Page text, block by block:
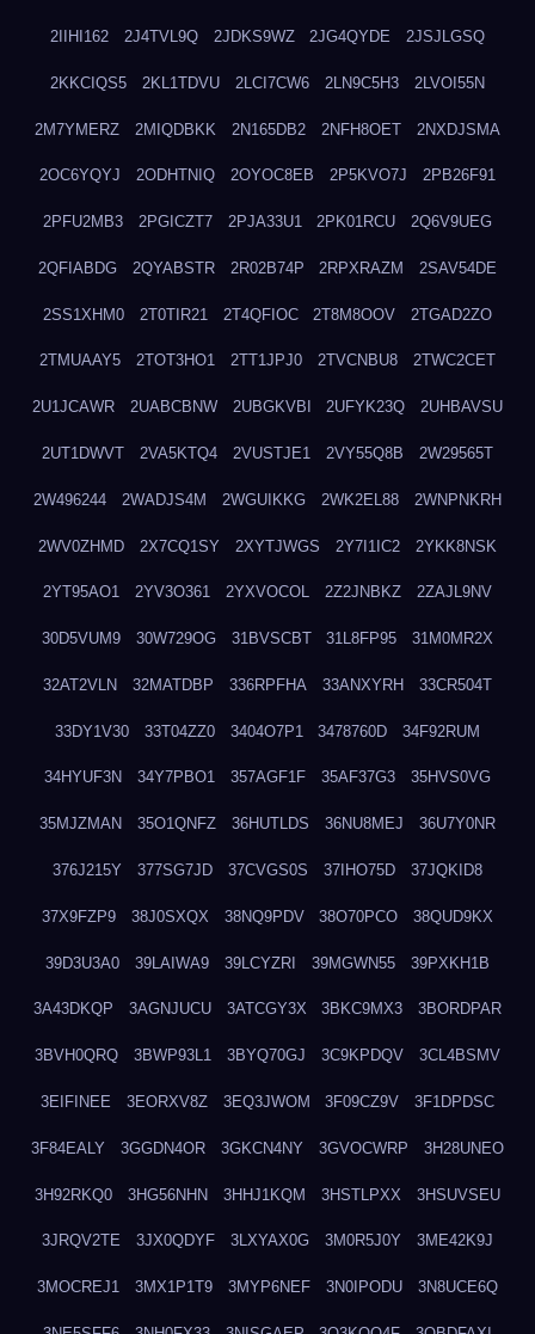
2IIHI162 2J4TVL9Q 2JDKS9WZ 2JG4QYDE 2JSJLGSQ
2KKCIQS5 2KL1TDVU 2LCI7CW6 2LN9C5H3 2LVOI55N
2M7YMERZ 2MIQDBKK 2N165DB2 2NFH8OET 2NXDJSMA
2OC6YQYJ 2ODHTNIQ 2OYOC8EB 2P5KVO7J 2PB26F91
2PFU2MB3 2PGICZT7 2PJA33U1 2PK01RCU 2Q6V9UEG
2QFIABDG 2QYABSTR 2R02B74P 2RPXRAZM 2SAV54DE
2SS1XHM0 2T0TIR21 2T4QFIOC 2T8M8OOV 2TGAD2ZO
2TMUAAY5 2TOT3HO1 2TT1JPJ0 2TVCNBU8 2TWC2CET
2U1JCAWR 2UABCBNW 2UBGKVBI 2UFYK23Q 2UHBAVSU
2UT1DWVT 2VA5KTQ4 2VUSTJE1 2VY55Q8B 2W29565T
2W496244 2WADJS4M 2WGUIKKG 2WK2EL88 2WNPNKRH
2WV0ZHMD 2X7CQ1SY 2XYTJWGS 2Y7I1IC2 2YKK8NSK
2YT95AO1 2YV3O361 2YXVOCOL 2Z2JNBKZ 2ZAJL9NV
30D5VUM9 30W729OG 31BVSCBT 31L8FP95 31M0MR2X
32AT2VLN 32MATDBP 336RPFHA 33ANXYRH 33CR504T
33DY1V30 33T04ZZ0 3404O7P1 3478760D 34F92RUM
34HYUF3N 34Y7PBO1 357AGF1F 35AF37G3 35HVS0VG
35MJZMAN 35O1QNFZ 36HUTLDS 36NU8MEJ 36U7Y0NR
376J215Y 377SG7JD 37CVGS0S 37IHO75D 37JQKID8
37X9FZP9 38J0SXQX 38NQ9PDV 38O70PCO 38QUD9KX
39D3U3A0 39LAIWA9 39LCYZRI 39MGWN55 39PXKH1B
3A43DKQP 3AGNJUCU 3ATCGY3X 3BKC9MX3 3BORDPAR
3BVH0QRQ 3BWP93L1 3BYQ70GJ 3C9KPDQV 3CL4BSMV
3EIFINEE 3EORXV8Z 3EQ3JWOM 3F09CZ9V 3F1DPDSC
3F84EALY 3GGDN4OR 3GKCN4NY 3GVOCWRP 3H28UNEO
3H92RKQ0 3HG56NHN 3HHJ1KQM 3HSTLPXX 3HSUVSEU
3JRQV2TE 3JX0QDYF 3LXYAX0G 3M0R5J0Y 3ME42K9J
3MOCREJ1 3MX1P1T9 3MYP6NEF 3N0IPODU 3N8UCE6Q